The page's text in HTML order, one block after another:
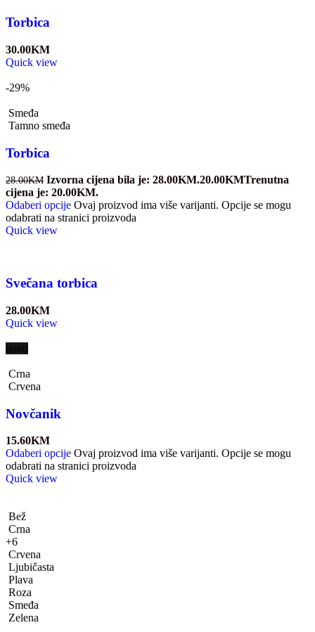
Torbica
30.00KM
Quick view
-29%
Smeđa
Tamno smeđa
Torbica
28.00KM Izvorna cijena bila je: 28.00KM.20.00KMTrenutna
cijena je: 20.00KM.
Odaberi opcije Ovaj proizvod ima više varijanti. Opcije se mogu
odabrati na stranici proizvoda
Quick view
Svečana torbica
28.00KM
Quick view
Crna
Crvena
Novčanik
15.60KM
Odaberi opcije Ovaj proizvod ima više varijanti. Opcije se mogu
odabrati na stranici proizvoda
Quick view
Bež
Crna
+6
Crvena
Ljubičasta
Plava
Roza
Smeđa
Zelena